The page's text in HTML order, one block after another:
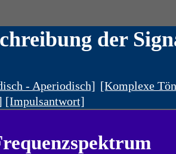
der
- Aperiodisch] [Komplexe
[Impulsantwort]